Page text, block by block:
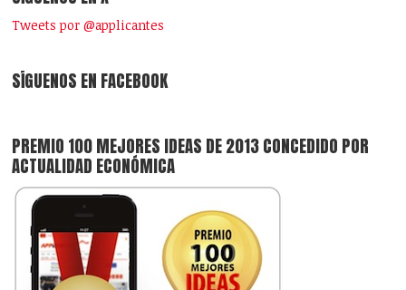
Tweets por @applicantes
SÍGUENOS EN FACEBOOK
PREMIO 100 MEJORES IDEAS DE 2013 CONCEDIDO POR
ACTUALIDAD ECONÓMICA